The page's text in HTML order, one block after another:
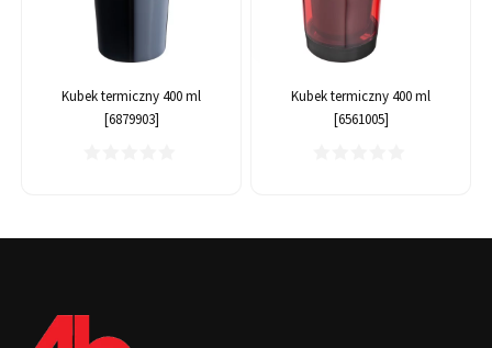
Kubek termiczny 400 ml
[6879903]
Kubek termiczny 400 ml
[6561005]